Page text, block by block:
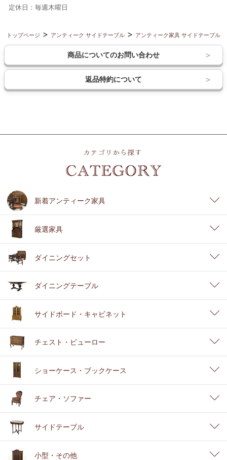
定休日：毎週木曜日
トップページ アンティーク サイドテーブル アンティーク家具 サイドテーブル
商品についてのお問い合わせ
返品特約について
新着アンティーク家具
厳選家具
ダイニングセット
ダイニングテーブル
サイドボード・キャビネット
チェスト・ビューロー
ショーケース・ブックケース
チェア・ソファー
サイドテーブル
小型・その他